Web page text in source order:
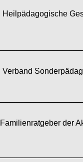
Heilpädagogische
Verband
Familienratgeber der